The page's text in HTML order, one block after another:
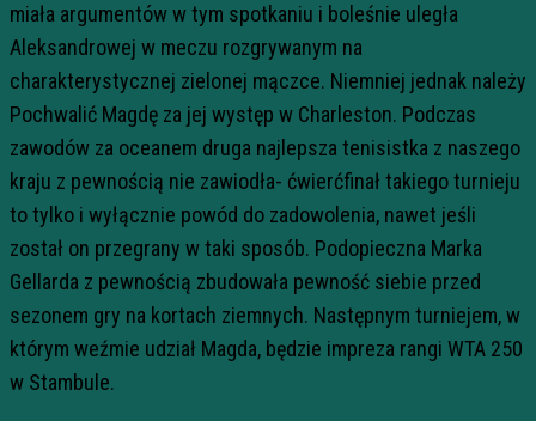
miała argumentów w tym spotkaniu i boleśnie uległa
Aleksandrowej w meczu rozgrywanym na
charakterystycznej zielonej mączce. Niemniej jednak należy
Pochwalić Magdę za jej występ w Charleston. Podczas
zawodów za oceanem druga najlepsza tenisistka z naszego
kraju z pewnością nie zawiodła- ćwierćfinał takiego turnieju
to tylko i wyłącznie powód do zadowolenia, nawet jeśli
został on przegrany w taki sposób. Podopieczna Marka
Gellarda z pewnością zbudowała pewność siebie przed
sezonem gry na kortach ziemnych. Następnym turniejem, w
którym weźmie udział Magda, będzie impreza rangi WTA 250
w Stambule.